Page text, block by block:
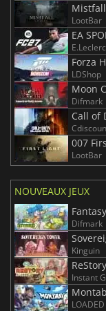
LootBar
EA
E.Leclerc
Forza
LDShop
Moon
Difmark
Call of
007
LootBar
NOUVEAUX JEUX
Difmark
Kinguin
Instant
LOADED